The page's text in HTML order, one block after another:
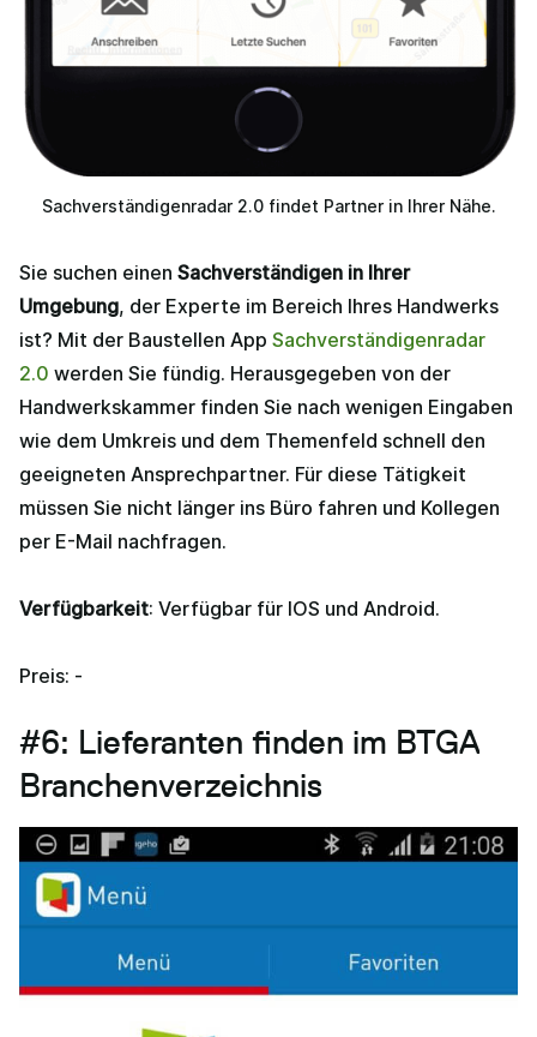
Sachverständigenradar 2.0 findet Partner in Ihrer Nähe.
Sie suchen einen Sachverständigen in Ihrer
Umgebung, der Experte im Bereich Ihres Handwerks
ist? Mit der Baustellen App Sachverständigenradar
2.0 werden Sie fündig. Herausgegeben von der
Handwerkskammer finden Sie nach wenigen Eingaben
wie dem Umkreis und dem Themenfeld schnell den
geeigneten Ansprechpartner. Für diese Tätigkeit
müssen Sie nicht länger ins Büro fahren und Kollegen
per E-Mail nachfragen.
Verfügbarkeit: Verfügbar für IOS und Android.
Preis: -
#6: Lieferanten finden im BTGA
Branchenverzeichnis